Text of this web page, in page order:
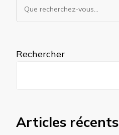
Vous
recherchiez
Rechercher
Articles récents